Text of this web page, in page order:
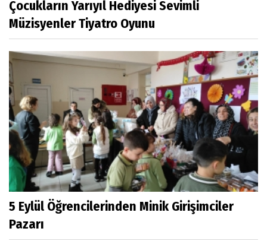
Çocukların Yarıyıl Hediyesi Sevimli
Müzisyenler Tiyatro Oyunu
5 Eylül Öğrencilerinden Minik Girişimciler
Pazarı